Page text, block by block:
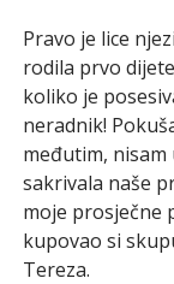
Pravo je lice
rodila prvo
koliko je
neradnik!
međutim, nisam
sakrivala naše
moje prosječne
kupovao si
Tereza.